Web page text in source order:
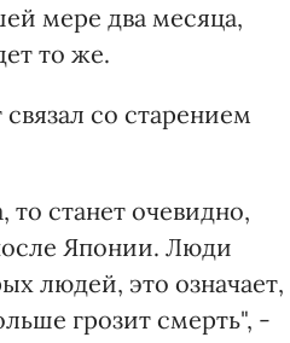
мере два месяца,
то же.
со старением
станет очевидно,
Японии. Люди
людей, это означает,
грозит смерть", -